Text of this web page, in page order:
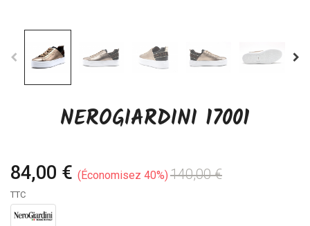
NEROGIARDINI 17001
84,00 € Économisez 40% 140,00 €
TTC